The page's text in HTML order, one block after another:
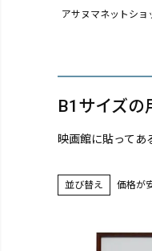
アサヌマネットショ
B1サイズ
映画館に貼って
並び替え 価格が